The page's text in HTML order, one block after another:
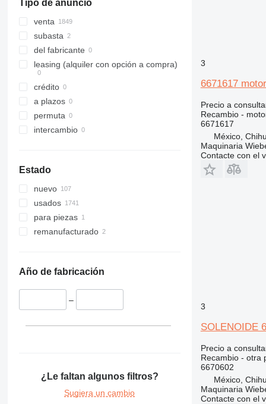
E26
E32
E35
E45
E50
E60
E85
S630
S650
306
307
308
311
312
314
315
316
317
321
322
323
324
329
330
365
532
533
535
536
537
541
550
560
926
8018
8025
8026
8030
8045
8050
8080
G-Series
Tipo de anuncio
venta
subasta
del fabricante
leasing (alquiler con opción a compra)
crédito
a plazos
permuta
intercambio
Estado
nuevo
usados
para piezas
remanufacturado
Año de fabricación
–
¿Le faltan algunos filtros?
Sugiera un cambio
3
6671617
Precio a
Recambio -
6671617
México,
Maquinaria
Contacte con el
3
SOLENOIDE
Precio a
Recambio - otra
6670602
México,
Maquinaria
Contacte con el